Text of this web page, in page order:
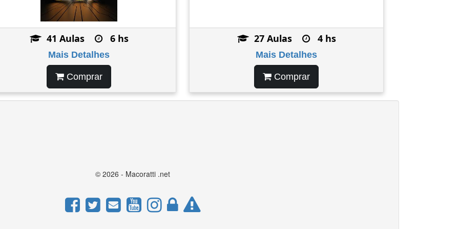
41 Aulas 6 hs
Mais Detalhes
Comprar
27 Aulas 4 hs
Mais Detalhes
Comprar
© 2026 - Macoratti .net